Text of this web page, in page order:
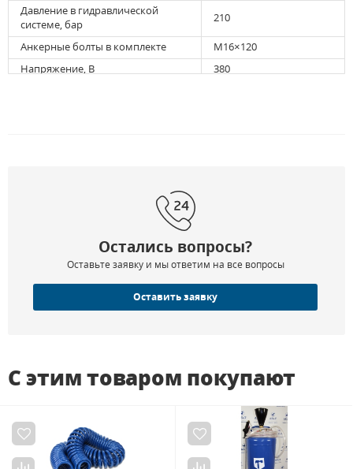
Давление в гидравлической
системе, бар
210
Анкерные болты в комплекте
M16×120
Напряжение, В
380
4525 x 690 x 310
Упаковка №6
4525 x 690 x 310
Вес, кг
Упаковка №1
75
Упаковка №4
55
Упаковка №6
Остались вопросы?
Оставьте заявку и мы ответим на все вопросы
Оставить заявку
С этим товаром покупают